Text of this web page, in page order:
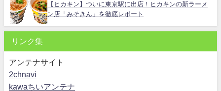
【ヒカキン】ついに東京駅に出店！ヒカキンの新ラーメ
ン店「みそきん」を徹底レポート
リンク集
アンテナサイト
2chnavi
kawaちいアンテナ